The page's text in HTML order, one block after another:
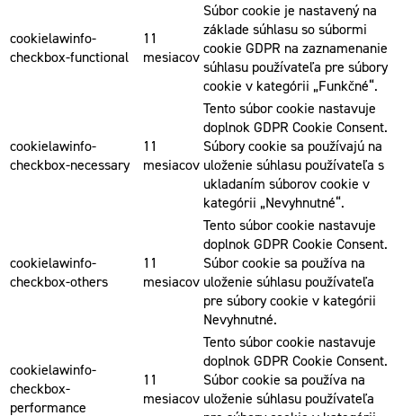
cookielawinfo-
checkbox-functional
11
mesiacov
Súbor cookie je nastavený na
základe súhlasu so súbormi
cookie GDPR na zaznamenanie
súhlasu používateľa pre súbory
cookie v kategórii „Funkčné“.
cookielawinfo-
checkbox-necessary
11
mesiacov
Tento súbor cookie nastavuje
doplnok GDPR Cookie Consent.
Súbory cookie sa používajú na
uloženie súhlasu používateľa s
ukladaním súborov cookie v
kategórii „Nevyhnutné“.
cookielawinfo-
checkbox-others
11
mesiacov
Tento súbor cookie nastavuje
doplnok GDPR Cookie Consent.
Súbor cookie sa používa na
uloženie súhlasu používateľa
pre súbory cookie v kategórii
Nevyhnutné.
cookielawinfo-
checkbox-
performance
11
mesiacov
Tento súbor cookie nastavuje
doplnok GDPR Cookie Consent.
Súbor cookie sa používa na
uloženie súhlasu používateľa